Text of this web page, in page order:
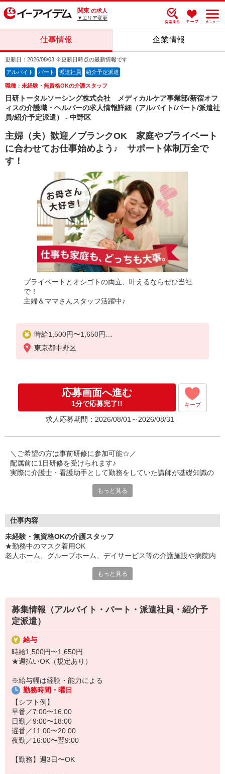
関東 の求人
▼エリア変更
仕事情報 企業情報
更新日：2026/08/03 ※更新日時点の最新情報です
アルバイト パート 派遣社員 紹介予定派遣
職種：未経験・無資格OKの介護スタッフ
日研トータルソーシング株式会社 メディカルケア事業部/新宿オフ
ィスの介護職・ヘルパーの求人情報詳細（アルバイト/パート/派遣社
員/紹介予定派遣） - 中野区
主婦（夫）歓迎／ブランクOK 家庭やプライベート
に合わせてお仕事始めよう♪ サポート体制万全で
す！
プライベートとオシゴトの両立、叶えるならぜひ当社
で！
主婦＆ママさんスタッフ活躍中♪
時給1,500円〜1,650円
★週払いOK（規定あり）
東京都中野区
応募画面へ進む
1分で応募完了!! キープ
求人応募期間：2026/08/01～2026/08/31
＼ご希望の方は事前研修に参加可能☆／
配属前に1日研修を受けられます♪
実際に介護士・看護助手として勤務をしていた講師が基礎知識の
※時給：1,226円＋交通費（規定あり）支給あり
12-14）
≪主婦さん・ママさんに大好評≫
◎土日は休みたい
◎ブランク明けだから日数少なめで
などなど・・・
働き方から場所・環境まで何でも希望を聞かせてください◎
「同年代が多い職場だったら早くなじめるかな？」
そんなご相談もOKですよ。
≪職場見学OK≫
実際の仕事内容や職場環境を見てから決められます。
あなたに合った雰囲気か、ぜひ確かめに来てください。
開始時期もご相談に応じます！
「もう少し生活が落ち着いたら働こうかな」
そんな方も気軽にお問い合わせを♪
もっと見る
仕事内容
未経験・無資格OKの介護スタッフ
★勤務中のマスク着用OK
老人ホーム、グループホーム、デイサービス等の介護施設や病院内
・薬やおしぼりの準備などのケア
・体操や季節ごとのレクリエーション
・歩行、車椅子の介助
・見守り
※施設により異なります
★施設内は冷暖房完備！いつでも快適にお仕事できますよ！
あなたのスキルに合わせて少しずつお仕事をお願いしていきます。
20代・30代・40代・50代・60代、
若手からミドル、中高年（エルダー）、シニア世代まで幅広く活躍
中！
「こんな時だからこそ、しっかり稼いでおきたい！」
「すぐに働けるところはないかな…」
「しっかり稼げるアルバイトを探してる。」
そんな方もぜひ！お気軽にご連絡ください♪
もっと見る
募集情報（アルバイト・パート・派遣社員・紹介予
定派遣）
給与
時給1,500円〜1,650円
★週払いOK（規定あり）
※給与幅は経験・能力による
勤務時間・曜日
【シフト例】
早番／7:00〜16:00
日勤／9:00〜18:00
遅番／11:00〜20:00
夜勤／16:00〜翌9:00
【勤務】週3日〜OK